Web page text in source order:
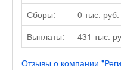
Сборы:
0 тыс. руб.
Выплаты:
431 тыс.
Отзывы о компании